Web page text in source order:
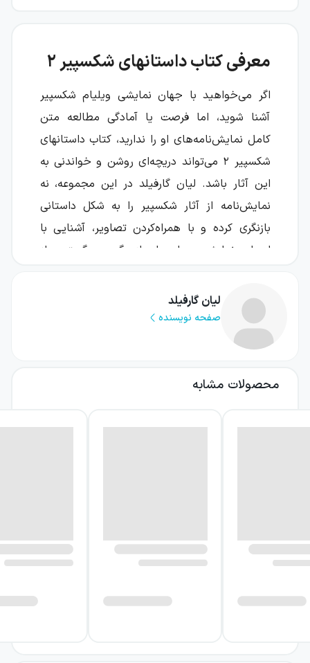
معرفی کتاب داستانهای شکسپیر ۲
اگر می‌خواهید با جهان نمایشی ویلیام شکسپیر
آشنا شوید، اما فرصت یا آمادگی مطالعه متن
کامل نمایش‌نامه‌های او را ندارید، کتاب داستانهای
شکسپیر ۲ می‌تواند دریچه‌ای روشن و خواندنی به
این آثار باشد. لیان گارفیلد در این مجموعه، نه
نمایش‌نامه از آثار شکسپیر را به شکل داستانی
بازنگری کرده و با همراه‌کردن تصاویر، آشنایی با
ادبیات نمایشی جهان را برای گروهی گسترده از
این کتاب مجموعه‌ای از بازنگاری‌های داستانی
است؛ بنابراین خواننده با طرح کلی و فضای اصلی
نمایش‌نامه‌ها روبه‌رو می‌شود، نه با متن کامل
گسترده می‌دهد: از کمدی و موقعیت‌های
درباره کتاب داستانهای شکسپیر ۲
در این مجموعه، نه نمایش‌نامه از سه گونه اصلی
لیان گارفیلد
صفحه نویسنده
محصولات مشابه